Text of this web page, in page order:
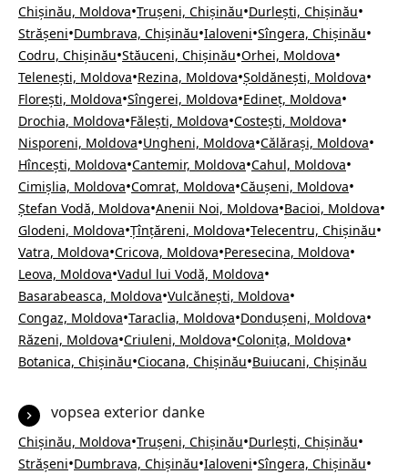
Chișinău, Moldova•Trușeni, Chișinău•Durlești, Chișinău•
Strășeni•Dumbrava, Chișinău•Ialoveni•Sîngera, Chișinău•
Codru, Chișinău•Stăuceni, Chișinău•Orhei, Moldova•
Telenești, Moldova•Rezina, Moldova•Șoldănești, Moldova•
Florești, Moldova•Sîngerei, Moldova•Edineț, Moldova•
Drochia, Moldova•Fălești, Moldova•Costești, Moldova•
Nisporeni, Moldova•Ungheni, Moldova•Călărași, Moldova•
Hîncești, Moldova•Cantemir, Moldova•Cahul, Moldova•
Cimișlia, Moldova•Comrat, Moldova•Căușeni, Moldova•
Ștefan Vodă, Moldova•Anenii Noi, Moldova•Bacioi, Moldova•
Glodeni, Moldova•Țînțăreni, Moldova•Telecentru, Chișinău•
Vatra, Moldova•Cricova, Moldova•Peresecina, Moldova•
Leova, Moldova•Vadul lui Vodă, Moldova•
Basarabeasca, Moldova•Vulcănești, Moldova•
Congaz, Moldova•Taraclia, Moldova•Dondușeni, Moldova•
Răzeni, Moldova•Criuleni, Moldova•Colonița, Moldova•
Botanica, Chișinău•Ciocana, Chișinău•Buiucani, Chișinău
vopsea exterior danke
Chișinău, Moldova•Trușeni, Chișinău•Durlești, Chișinău•
Strășeni•Dumbrava, Chișinău•Ialoveni•Sîngera, Chișinău•